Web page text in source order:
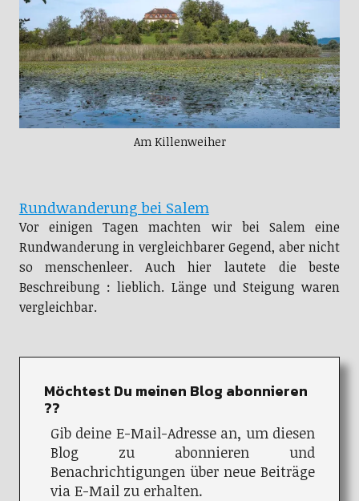
Am Killenweiher
Rundwanderung bei Salem
Vor einigen Tagen machten wir bei Salem eine
Rundwanderung in vergleichbarer Gegend, aber nicht
so menschenleer. Auch hier lautete die beste
Beschreibung : lieblich. Länge und Steigung waren
vergleichbar.
Möchtest Du meinen Blog abonnieren
??
Gib deine E-Mail-Adresse an, um diesen
Blog zu abonnieren und
Benachrichtigungen über neue Beiträge
via E-Mail zu erhalten.